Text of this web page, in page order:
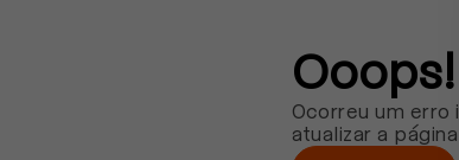
Ooops!
Ocorreu um
atualizar a